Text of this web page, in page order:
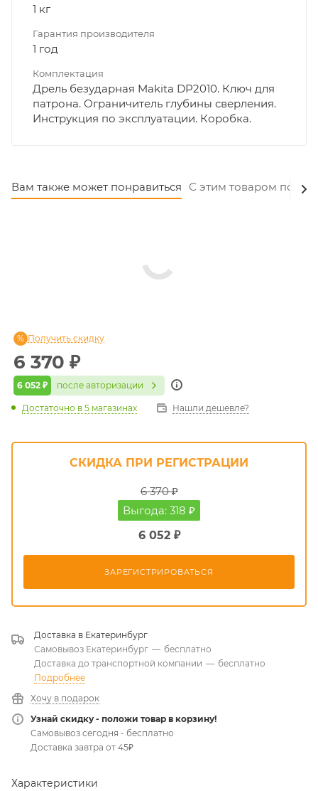
1 кг
Гарантия производителя
1 год
Комплектация
Дрель безударная Makita DP2010. Ключ для
патрона. Ограничитель глубины сверления.
Инструкция по эксплуатации. Коробка.
Вам также может понравиться С этим товаром
6 370 ₽
6 052 ₽ после авторизации
Получить скидку
Достаточно в 5 магазинах Нашли дешевле?
СКИДКА ПРИ РЕГИСТРАЦИИ
6 370 ₽
Выгода: 318 ₽
6 052 ₽
ЗАРЕГИСТРИРОВАТЬСЯ
Доставка в Екатеринбург
Самовывоз Екатеринбург — бесплатно
Доставка до транспортной компании — бесплатно
Подробнее
Хочу в подарок
Узнай скидку - положи товар в корзину!
Самовывоз сегодня - бесплатно
Доставка завтра от 45₽
Характеристики